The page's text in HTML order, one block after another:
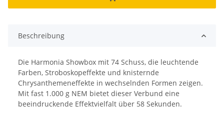
Beschreibung
Die Harmonia Showbox mit 74 Schuss, die leuchtende
Farben, Stroboskopeffekte und knisternde
Chrysanthemeneffekte in wechselnden Formen zeigen.
Mit fast 1.000 g NEM bietet dieser Verbund eine
beeindruckende Effektvielfalt über 58 Sekunden.